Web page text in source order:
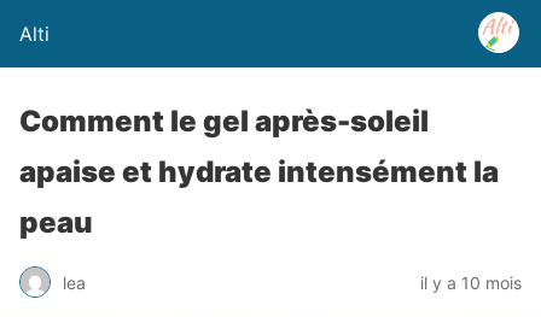
Alti
Comment le gel après-soleil
apaise et hydrate intensément la
peau
lea il y a 10 mois